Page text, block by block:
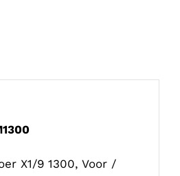
X1/9 1300, Voor /